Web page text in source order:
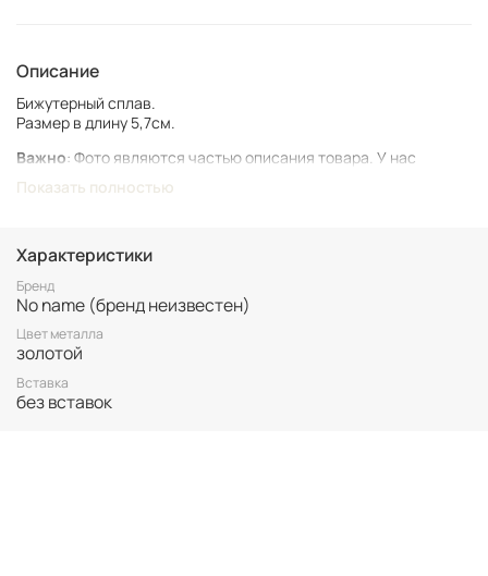
Описание
Бижутерный сплав.
Размер в длину 5,7см.
Важно: Фото являются частью описания товара. У нас
времени и использования.
размеру и состоянию уточняйте перед покупкой.
Все товары представлены в единственном экземпляре. Бронь
возможна только после 100% оплаты.
Неоплаченные заказы аннулируются.
Показать полностью
Характеристики
Бренд
No name (бренд неизвестен)
Цвет металла
золотой
Вставка
без вставок